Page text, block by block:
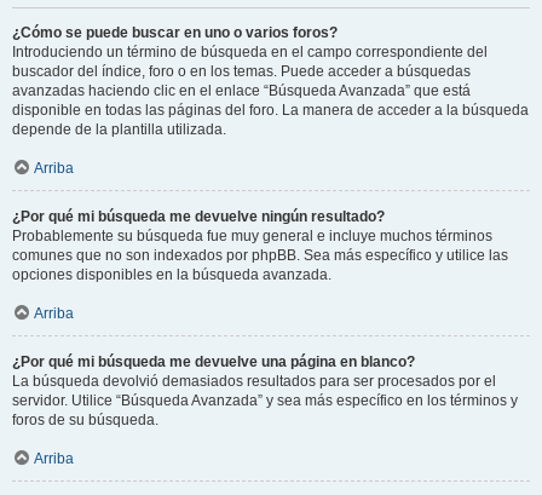
¿Cómo se puede buscar en uno o varios foros?
Introduciendo un término de búsqueda en el campo correspondiente del
buscador del índice, foro o en los temas. Puede acceder a búsquedas
avanzadas haciendo clic en el enlace “Búsqueda Avanzada” que está
disponible en todas las páginas del foro. La manera de acceder a la búsqueda
depende de la plantilla utilizada.
Arriba
¿Por qué mi búsqueda me devuelve ningún resultado?
Probablemente su búsqueda fue muy general e incluye muchos términos
comunes que no son indexados por phpBB. Sea más específico y utilice las
opciones disponibles en la búsqueda avanzada.
Arriba
¿Por qué mi búsqueda me devuelve una página en blanco?
La búsqueda devolvió demasiados resultados para ser procesados por el
servidor. Utilice “Búsqueda Avanzada” y sea más específico en los términos y
foros de su búsqueda.
Arriba